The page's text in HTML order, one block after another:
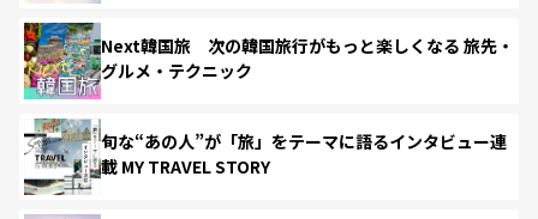
Next韓国旅 次の韓国旅行がもっと楽しくなる 旅先・
グルメ・テクニック
旬な“あの人”が「旅」をテーマに語るインタビュー連
載 MY TRAVEL STORY